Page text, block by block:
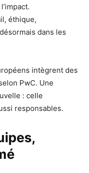
éthique,
dans les
intègrent des
PwC. Une
: celle
responsables.